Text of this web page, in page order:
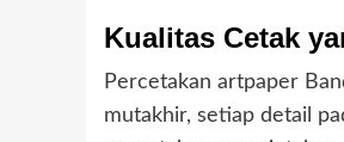
Kualitas Cetak
Percetakan artpaper
mutakhir, setiap detail